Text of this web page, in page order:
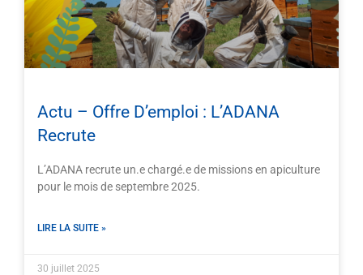
Actu – Offre D’emploi : L’ADANA
Recrute
L’ADANA recrute un.e chargé.e de missions en apiculture
pour le mois de septembre 2025.
LIRE LA SUITE »
30 juillet 2025